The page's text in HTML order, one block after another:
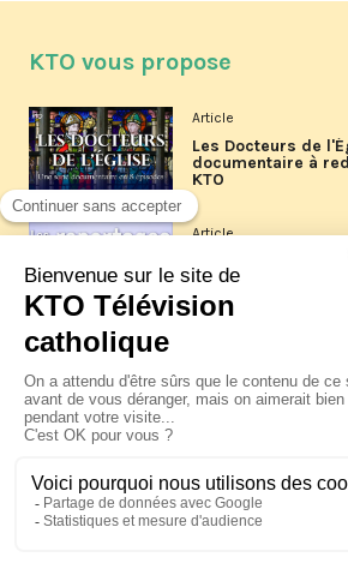
KTO vous propose
Article
Les Docteurs de
documentaire à
KTO
Article
Les reportages
La visite pastorale
XIV à Assise à
jeudi 6 août
Le pape en
Pérou du 6 au 17